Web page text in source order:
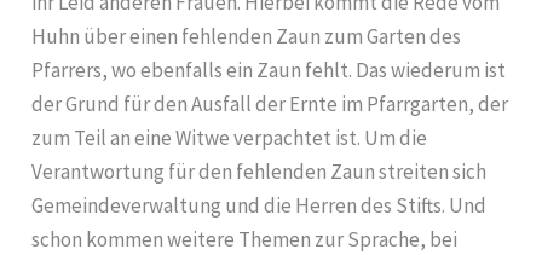
Huhn über einen fehlenden Zaun zum Garten des
Pfarrers, wo ebenfalls ein Zaun fehlt. Das wiederum ist
der Grund für den Ausfall der Ernte im Pfarrgarten, der
zum Teil an eine Witwe verpachtet ist. Um die
Verantwortung für den fehlenden Zaun streiten sich
Gemeindeverwaltung und die Herren des Stifts. Und
schon kommen weitere Themen zur Sprache, bei